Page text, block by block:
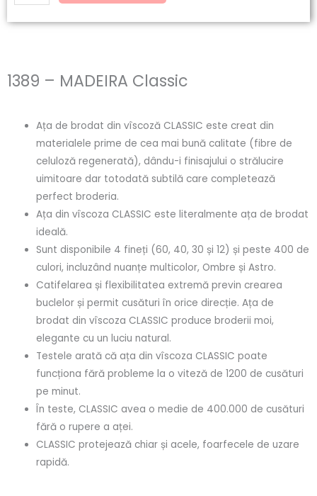
1389 – MADEIRA Classic
Ața de brodat din vîscoză CLASSIC este creat din
materialele prime de cea mai bună calitate (fibre de
celuloză regenerată), dându-i finisajului o strălucire
uimitoare dar totodată subtilă care completează
perfect broderia.
Ața din vîscoza CLASSIC este literalmente ața de brodat
ideală.
Sunt disponibile 4 fineți (60, 40, 30 și 12) și peste 400 de
culori, incluzând nuanțe multicolor, Ombre și Astro.
Catifelarea și flexibilitatea extremă previn crearea
buclelor și permit cusături în orice direcție. Ața de
brodat din vîscoza CLASSIC produce broderii moi,
elegante cu un luciu natural.
Testele arată că ața din vîscoza CLASSIC poate
funcționa fără probleme la o viteză de 1200 de cusături
pe minut.
În teste, CLASSIC avea o medie de 400.000 de cusături
fără o rupere a aței.
CLASSIC protejează chiar și acele, foarfecele de uzare
rapidă.